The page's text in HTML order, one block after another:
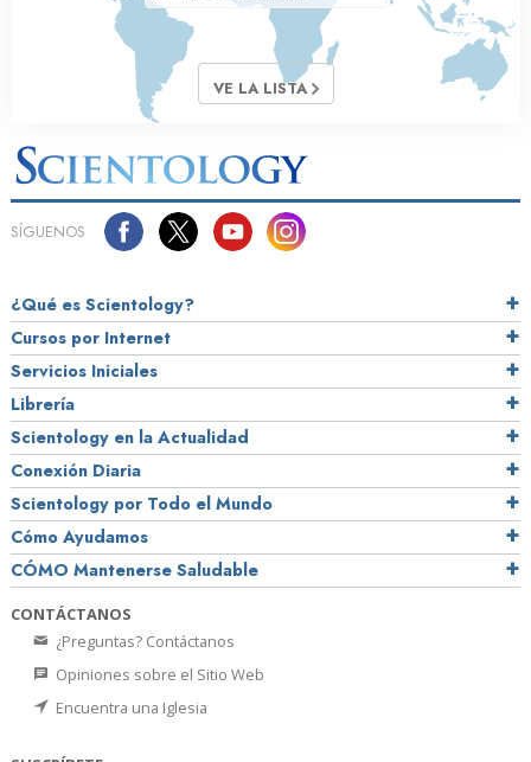
VE LA LISTA
SÍGUENOS
¿Qué es Scientology?
Cursos por Internet
Servicios Iniciales
Librería
Scientology en la Actualidad
Conexión Diaria
Scientology por Todo el Mundo
Cómo Ayudamos
CÓMO Mantenerse Saludable
CONTÁCTANOS
¿Preguntas? Contáctanos
Opiniones sobre el Sitio Web
Encuentra una Iglesia